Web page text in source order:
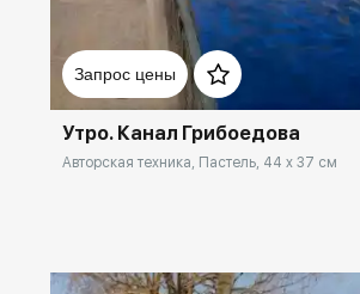
Запрос цены
Утро. Канал Грибоедова
Авторская техника, Пастель, 44 x 37 см